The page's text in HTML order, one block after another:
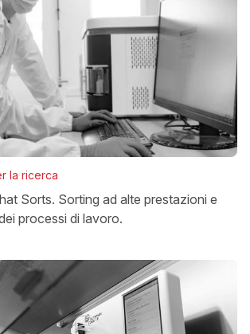
la ricerca
Sorts. Sorting ad alte prestazioni e
processi di lavoro.